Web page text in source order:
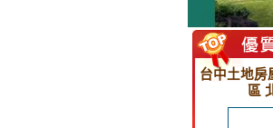
台中土地房
區